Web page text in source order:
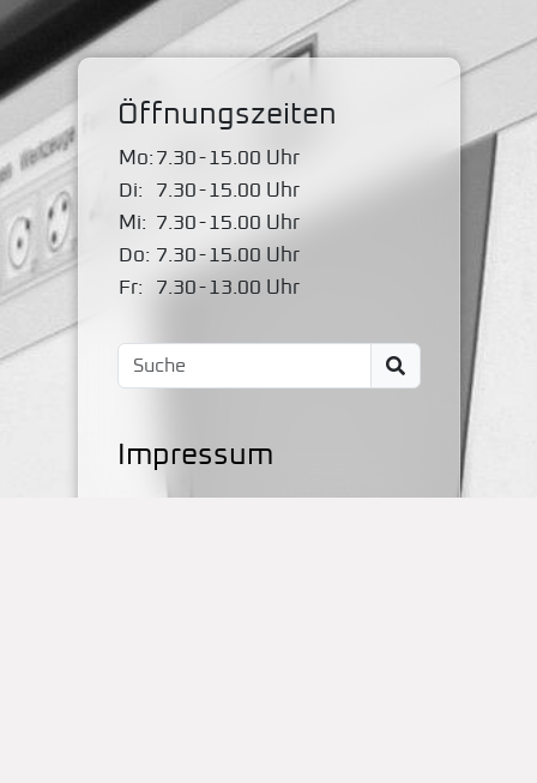
Öffnungszeiten
Mo: 7.30- 15.00 Uhr
Di:
7.30- 15.00 Uhr
Mi: 7.30- 15.00 Uhr
Do: 7.30- 15.00 Uhr
Fr:
7.30- 13.00 Uhr
Impressum